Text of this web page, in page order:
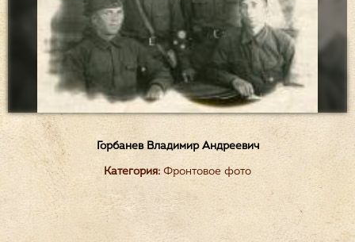
Горбанев Владимир Андреевич
Категория: Фронтовое фото